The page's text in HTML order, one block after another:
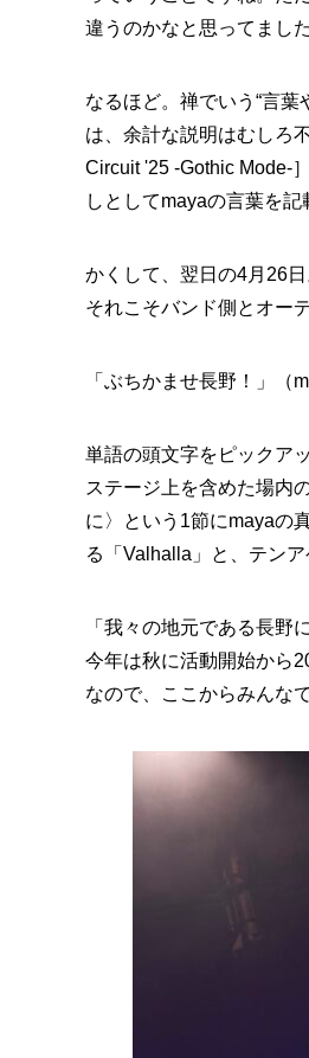
違うのかなと思ってまし
なるほど。禅でいう“言
は、余計な説明はむしろ
Circuit '25 -Gothic Mode-
しとしてmayaの言葉を記
かくして、翌日の4月26
それこそバンド側とオー
「ぶちかませ長野！」（
単語の頭文字をピックア
ステージ上を含めた場内
に〉という1節にmayaの
る「Valhalla」と、テン
「我々の地元である長野
今年は秋に活動開始から
なので、ここからみんな